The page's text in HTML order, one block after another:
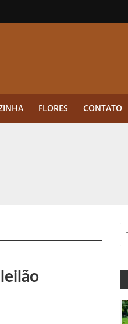
FLORES CONTATO
e Marconi Santana